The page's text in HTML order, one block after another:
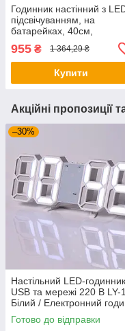
Годинник настінний з
підсвічуванням, на
батарейках, 40см,
настінний годинник /
Годинник на стіну
955 ₴ 1 364,29 ₴
Купити
Акційні пропозиції
–30%
Настільний LED-
USB та мережі 220 В LY-
Білий / Електронний
/ Годинник настінний /
Годинник
Готово до відправки